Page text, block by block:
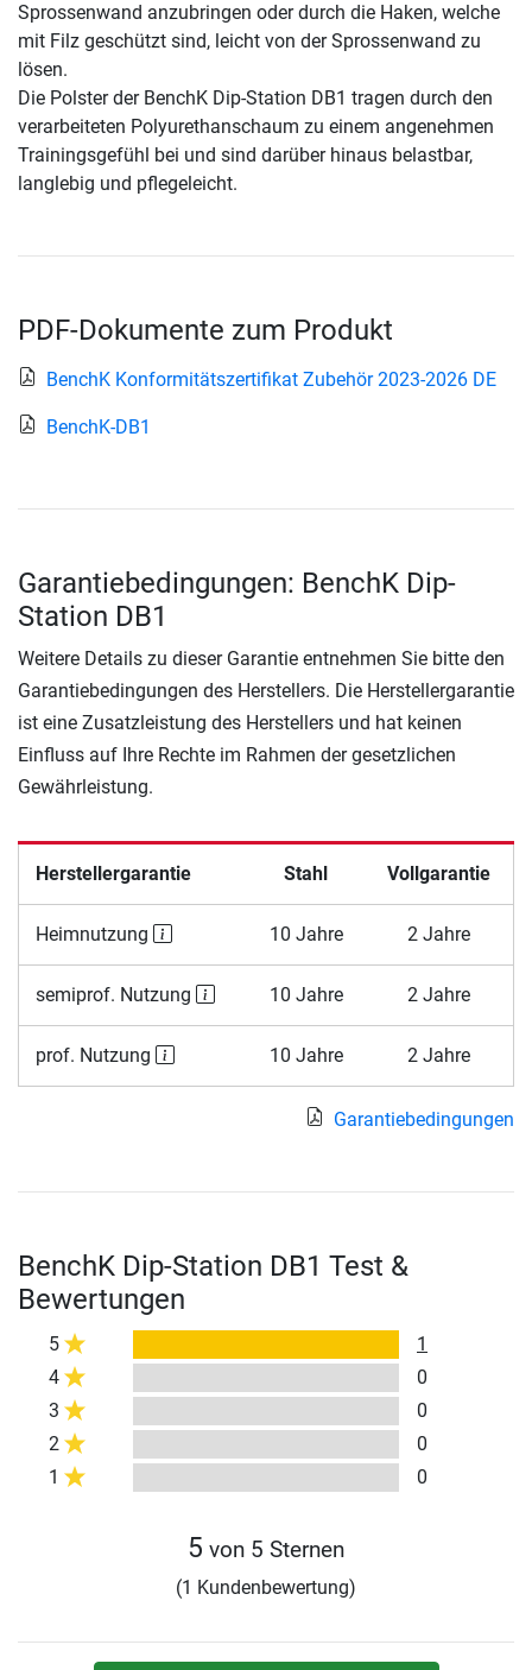
Sprossenwand anzubringen oder durch die Haken, welche
mit Filz geschützt sind, leicht von der Sprossenwand zu
lösen.
Die Polster der BenchK Dip-Station DB1 tragen durch den
verarbeiteten Polyurethanschaum zu einem angenehmen
Trainingsgefühl bei und sind darüber hinaus belastbar,
langlebig und pflegeleicht.
PDF-Dokumente zum Produkt
BenchK Konformitätszertifikat Zubehör 2023-2026 DE
BenchK-DB1
Garantiebedingungen: BenchK Dip-
Station DB1
Weitere Details zu dieser Garantie entnehmen Sie bitte den
Garantiebedingungen des Herstellers. Die Herstellergarantie
ist eine Zusatzleistung des Herstellers und hat keinen
Einfluss auf Ihre Rechte im Rahmen der gesetzlichen
Gewährleistung.
Herstellergarantie Stahl Vollgarantie
Heimnutzung 10 Jahre 2 Jahre
semiprof. Nutzung 10 Jahre 2 Jahre
prof. Nutzung 10 Jahre 2 Jahre
Garantiebedingungen
BenchK Dip-Station DB1 Test &
Bewertungen
5
1
4
0
3
0
2
0
1
0
5 von 5 Sternen
(1 Kundenbewertung)